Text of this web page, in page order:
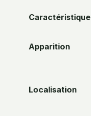
Caractéristique
Apparition
Localisation